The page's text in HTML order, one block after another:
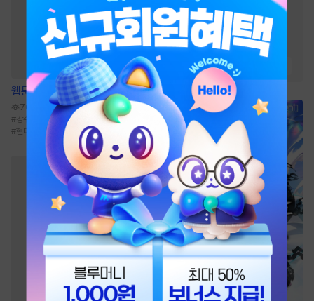
웹툰 개와 새
763.4만
#강수 OO버스 # #오해/착각
#현대물
#연애/결혼 #복수
동물
#인외존재 #
동양풍
#힐링물 #오피스물
영상화 #소설원작